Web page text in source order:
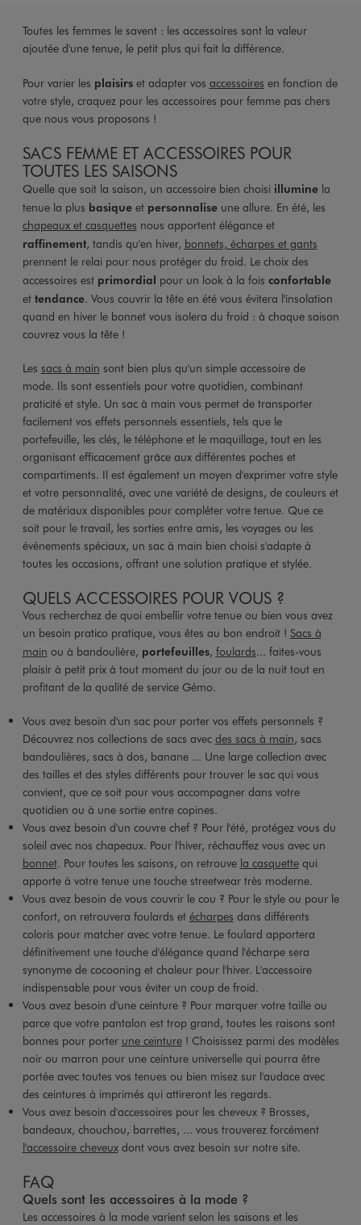
Toutes les femmes le savent : les accessoires sont la valeur
ajoutée d'une tenue, le petit plus qui fait la différence.
Pour varier les plaisirset adapter vos accessoires en fonction de
votre style, craquez pour les accessoires pour femme pas chers
que nous vous proposons !
SACS FEMME ET ACCESSOIRES POUR
TOUTES LES SAISONS
Quelle que soit la saison, un accessoire bien choisi illuminela
tenue la plus basiqueet personnaliseune allure. En été, les
chapeaux et casquettes nous apportent élégance et
raffinement, tandis qu'en hiver, bonnets, écharpes et gants
prennent le relai pour nous protéger du froid. Le choix des
accessoires est primordial pour un look à la fois confortable
et tendance. Vous couvrir la tête en été vous évitera l'insolation
quand en hiver le bonnet vous isolera du froid : à chaque saison
couvrez vous la tête !
Les sacs à main sont bien plus qu'un simple accessoire de
mode. Ils sont essentiels pour votre quotidien, combinant
praticité et style. Un sac à main vous permet de transporter
facilement vos effets personnels essentiels, tels que le
portefeuille, les clés, le téléphone et le maquillage, tout en les
organisant efficacement grâce aux différentes poches et
compartiments. Il est également un moyen d'exprimer votre style
et votre personnalité, avec une variété de designs, de couleurs et
de matériaux disponibles pour compléter votre tenue. Que ce
soit pour le travail, les sorties entre amis, les voyages ou les
événements spéciaux, un sac à main bien choisi s'adapte à
toutes les occasions, offrant une solution pratique et stylée.
QUELS ACCESSOIRES POUR VOUS ?
Vous recherchez de quoi embellir votre tenue ou bien vous avez
un besoin pratico pratique, vous êtes au bon endroit ! Sacs à
main ou à bandoulière, portefeuilles, foulards... faites-vous
plaisir à petit prix à tout moment du jour ou de la nuit tout en
profitant de la qualité de service Gémo.
Vous avez besoin d'un sac pour porter vos effets personnels ?
Découvrez nos collections de sacs avec des sacs à main, sacs
bandoulières, sacs à dos, banane ... Une large collection avec
des tailles et des styles différents pour trouver le sac qui vous
convient, que ce soit pour vous accompagner dans votre
quotidien ou à une sortie entre copines.
Vous avez besoin d'un couvre chef ? Pour l'été, protégez vous du
soleil avec nos chapeaux. Pour l'hiver, réchauffez vous avec un
bonnet. Pour toutes les saisons, on retrouve la casquettequi
apporte à votre tenue une touche streetwear très moderne.
Vous avez besoin de vous couvrir le cou ? Pour le style ou pour le
confort, on retrouvera foulards et écharpes dans différents
coloris pour matcher avec votre tenue. Le foulard apportera
définitivement une touche d'élégance quand l'écharpe sera
synonyme de cocooning et chaleur pour l'hiver. L'accessoire
indispensable pour vous éviter un coup de froid.
Vous avez besoin d'une ceinture ? Pour marquer votre taille ou
parce que votre pantalon est trop grand, toutes les raisons sont
bonnes pour porter une ceinture! Choisissez parmi des modèles
noir ou marron pour une ceinture universelle qui pourra être
portée avec toutes vos tenues ou bien misez sur l'audace avec
des ceintures à imprimés qui attireront les regards.
Vous avez besoin d'accessoires pour les cheveux ? Brosses,
bandeaux, chouchou, barrettes, ... vous trouverez forcément
l'accessoire cheveuxdont vous avez besoin sur notre site.
FAQ
Quels sont les accessoires à la mode ?
Les accessoires à la mode varient selon les saisons et les